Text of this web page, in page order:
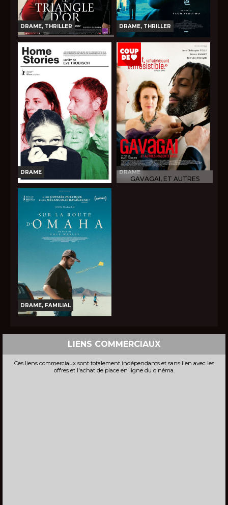
DRAME, THRILLER
LE TRIANGLE D'OR
Horaires et Infos
Bande-annonce
Réservation
TOUT PUBLIC VO
DRAME, THRILLER
Horaires et Infos
Bande-annonce
Réservation
TOUT PUBLIC VO
DRAME
HOME STORIES
Horaires et Infos
Bande-annonce
Réservation
TOUT PUBLIC
DRAME
GAVAGAI, ET AUTRES
MALENTENDUS
DRAME, FAMILIAL
Horaires et Infos
Bande-annonce
LIENS COMMERCIAUX
Ces liens commerciaux sont totalement indépendants et sans lien avec les
offres et l'achat de place en ligne du cinéma.